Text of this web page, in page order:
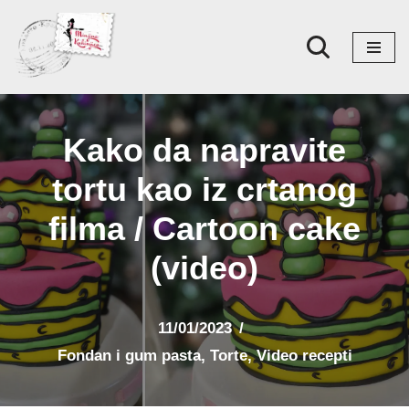
Skoči
na
sadržaj
Kako da napravite
tortu kao iz crtanog
filma / Cartoon cake
(video)
11/01/2023
Fondan i gum pasta, Torte,Video recepti